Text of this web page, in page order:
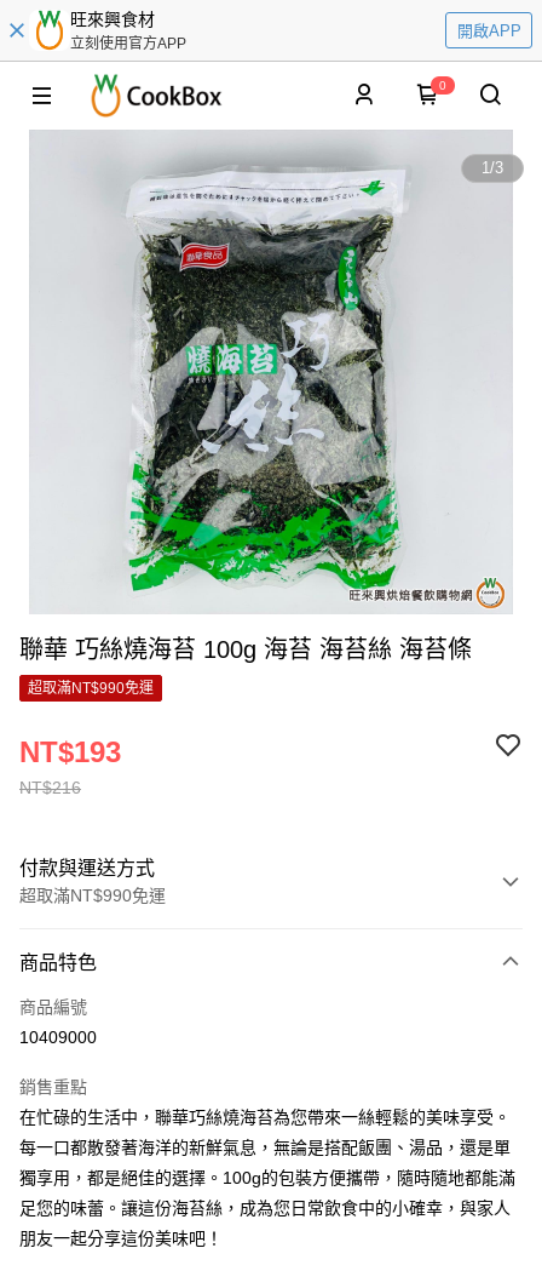
旺來興食材
立刻使用官方APP
開啟APP
0
1/3
聯華 巧絲燒海苔 100g 海苔 海苔絲 海苔條
超取滿NT$990免運
NT$216
NT$193
付款與運送方式
超取滿NT$990免運
信用卡一次付款
超商取貨付款
Apple Pay
街口支付
悠遊付
全盈+PAY
商品特色
商品編號
10409000
銷售重點
在忙碌的生活中，聯華巧絲燒海苔為您帶來一絲輕鬆的美味享受。
每一口都散發著海洋的新鮮氣息，無論是搭配飯團、湯品，還是單
獨享用，都是絕佳的選擇。100g的包裝方便攜帶，隨時隨地都能滿
足您的味蕾。讓這份海苔絲，成為您日常飲食中的小確幸，與家人
朋友一起分享這份美味吧！